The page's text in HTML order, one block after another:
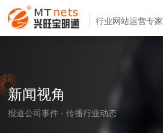
行业网站运营专家
新闻视角
报道公司事件 · 传播行业动态